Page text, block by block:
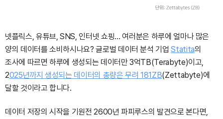
넷플릭스, 유튜브, SNS, 인터넷 쇼핑… 여러분은 하루에 얼마나 많은
양의 데이터를 소비하시나요? 글로벌 데이터 분석 기업Statita의
조사에 따르면 하루에 생성되는 데이터만 3억TB(Terabyte)이고,
2025년까지 생성되는 데이터의 총량은 무려 181ZB(Zettabyte)에
달할 것이라고 합니다.
데이터 저장의 시작을 기원전 2600년 파피루스의 발견으로 본다면,